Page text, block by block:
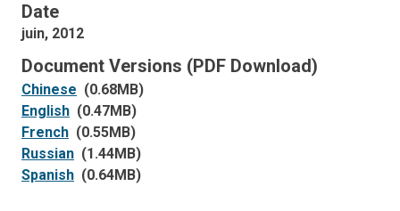
Date
juin, 2012
Document Versions (PDF Download)
Chinese (0.68MB)
English (0.47MB)
French (0.55MB)
Russian (1.44MB)
Spanish (0.64MB)